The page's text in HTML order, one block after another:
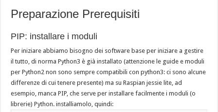
Preparazione Prerequisiti
PIP: installare i moduli
Per iniziare abbiamo bisogno dei software base per iniziare a gestire
il tutto, di norma Python3 è già installato (attenzione le guide e moduli
per Python2 non sono sempre compatibili con python3: ci sono alcune
differenze di cui tenere presente) ma su Raspian jessie lite, ad
esempio, manca PIP, che serve per installare facilmente i moduli (o
librerie) Python. installiamolo, quindi: